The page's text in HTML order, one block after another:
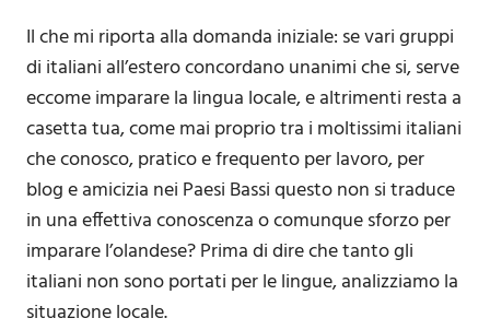
Il che mi riporta alla domanda iniziale: se vari gruppi
di italiani all’estero concordano unanimi che si, serve
eccome imparare la lingua locale, e altrimenti resta a
casetta tua, come mai proprio tra i moltissimi italiani
che conosco, pratico e frequento per lavoro, per
blog e amicizia nei Paesi Bassi questo non si traduce
in una effettiva conoscenza o comunque sforzo per
imparare l’olandese? Prima di dire che tanto gli
italiani non sono portati per le lingue, analizziamo la
situazione locale.